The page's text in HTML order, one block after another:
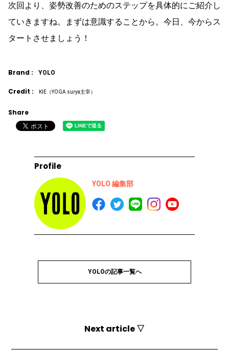
次回より、姿勢改善のためのステップを具体的にご紹介し
ていきますね。まずは意識することから。今日、今からス
タートさせましょう！
Brand : YOLO
Credit : KIE（YOGA surya主宰）
Share
Profile
YOLO 編集部
YOLOの記事一覧へ
Next article ▽